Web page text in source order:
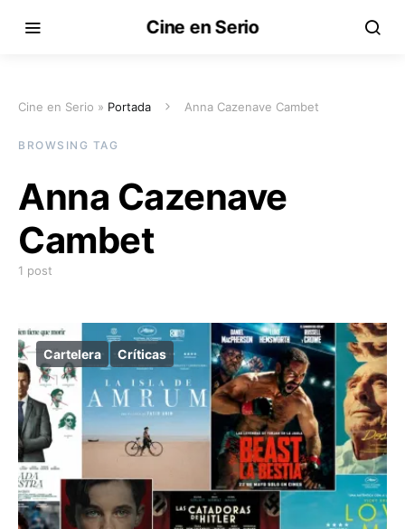
Cine en Serio
Cine en Serio » Portada Anna Cazenave Cambet
BROWSING TAG
Anna Cazenave
Cambet
1 post
Cartelera Críticas